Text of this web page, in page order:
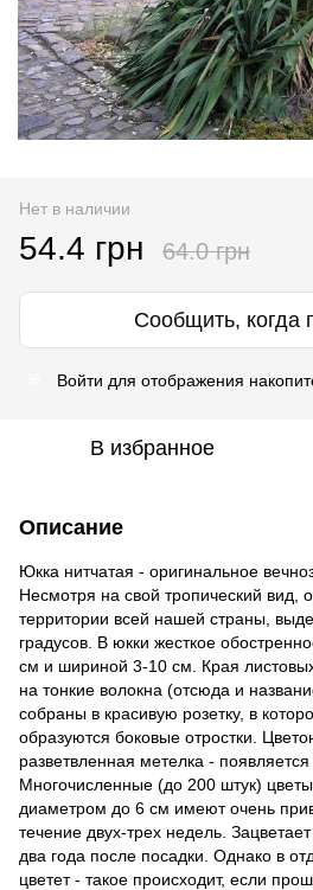
Нет в наличии
54.4 грн 64.0 грн
Сообщить, когда
Войти для отображения
В избранное
Описание
Юкка нитчатая - оригинальное
Несмотря на свой тропический вид,
территории всей нашей страны,
градусов. В юкки жесткое
см и шириной 3-10 см. Края
на тонкие волокна (отсюда и
собраны в красивую розетку, в
образуются боковые отростки.
разветвленная метелка -
Многочисленные (до 200 штук)
диаметром до 6 см имеют очень
течение двух-трех недель.
два года после посадки. Однако в
цветет - такое происходит, если